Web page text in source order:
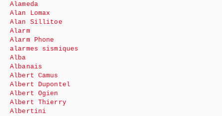
Alameda
Alan Lomax
Alan Sillitoe
Alarm
Alarm Phone
alarmes sismiques
Alba
Albanais
Albert Camus
Albert Dupontel
Albert Ogien
Albert Thierry
Albertini